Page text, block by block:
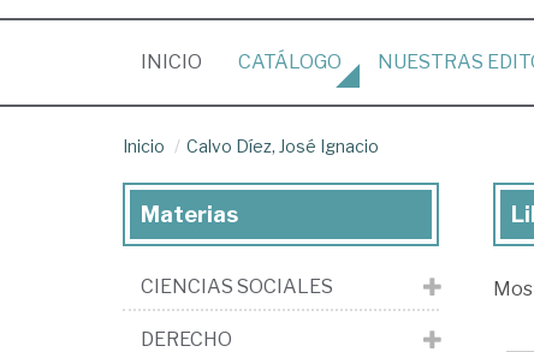
INICIO (CURRENT)
CATÁLOGO NUESTRAS
Inicio Calvo Díez, José Ignacio
Materias
CIENCIAS SOCIALES
DERECHO